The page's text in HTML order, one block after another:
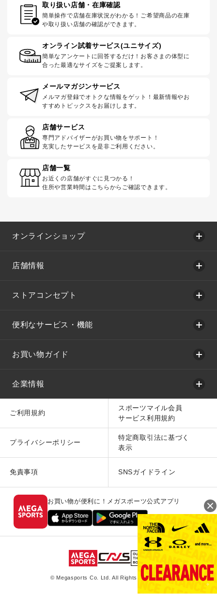
取り扱い店舗・在庫確認
簡単操作で店舗在庫状況がわかる！ご希望商品の在庫
や取り扱い店舗の確認ができます。
オンライン試着サービス(ユニサイズ)
簡単なアンケートに回答するだけ！お客さまの体型に
合った最適なサイズをご提案します。
メールマガジンサービス
メルマガ登録でオトクな情報をゲット！最新情報やお
すすめトピックスをお届けします。
店舗サービス
専門アドバイザーがお買い物をサポート！
充実したサービスを是非ご利用ください。
店舗一覧
お近くの店舗がすぐに見つかる！
住所や営業時間はこちらからご確認できます。
オンラインショップ
店舗情報
ストアコンセプト
便利なサービス・機能
お買い物ガイド
企業情報
ご利用規約
スポーツマイル会員
サービス利用規約
プライバシーポリシー
特定商取引法に基づく
表示
免責事項 SNSガイドライン
お買い物が便利に！メガスポーツ公式アプリ
© Megasports Co. Ltd. All Rights Reserved.